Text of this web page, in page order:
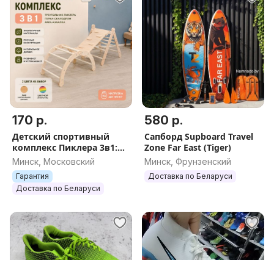
170 р.
Детский спортивный
комплекс Пиклера 3в1:
арка, треугольник и
горка
Минск, Московский
Гарантия
Доставка по Беларуси
580 р.
Сапборд Supboard Travel
Zone Far East (Tiger)
Минск, Фрунзенский
Доставка по Беларуси